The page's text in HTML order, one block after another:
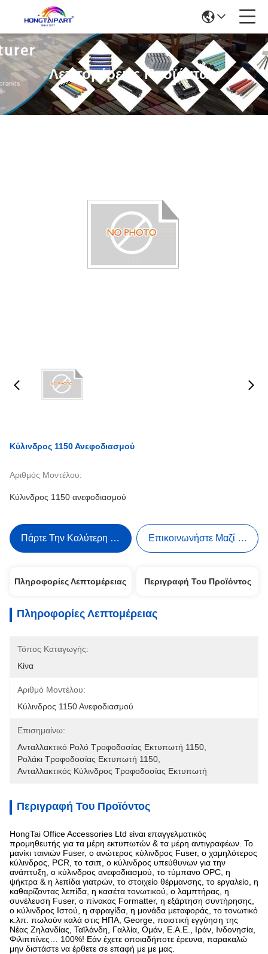
Λεπτομέρειες Προϊόντων
Κύλινδρος 1150 Ανεφοδιασμού
Αριθμός Μοντέλου:
Κύλινδρος 1150 ανεφοδιασμού
Πάρτε Την Καλύτερη Τιμή Επικοινωνήστε Μαζί Μας
Πληροφορίες Λεπτομέρειας Περιγραφή Του Προϊόντος
Πληροφορίες Λεπτομέρειας
Τόπος Καταγωγής:
Κίνα
Αριθμό Μοντέλου:
Κύλινδρος 1150 Ανεφοδιασμού
Επισημαίνω:
Ανταλλακτικό Ρολό Τροφοδοσίας Εκτυπωτή 1150
Ρολάκι Τροφοδοσίας Εκτυπωτή 1150
Ανταλλακτικός Κύλινδρος Τροφοδοσίας Εκτυπωτή
Περιγραφή Του Προϊόντος
HongTai Office Accessories Ltd είναι επαγγελματικός
προμηθευτής για τα μέρη εκτυπωτών & τα μέρη αντιγραφέων. Το
μανίκι ταινιών Fuser, ο ανώτερος κύλινδρος Fuser, ο χαμηλότερος
κύλινδρος, PCR, το τσιπ, ο κύλινδρος υπεύθυνων για την
ανάπτυξη, ο κύλινδρος ανεφοδιασμού, το τύμπανο OPC, η
ψήκτρα & η λεπίδα γιατρών, το στοιχείο θέρμανσης, το εργαλείο, η
καθαρίζοντας λεπίδα, η κασέτα τονωτικού, ο λαμπτήρας, η
συνέλευση Fuser, ο πίνακας Formatter, η εξάρτηση συντήρησης,
ο κύλινδρος Ιστού, η σφραγίδα, η μονάδα μεταφοράς, το τονωτικό
κ.λπ. πωλούν καλά στις ΗΠΑ, George, ποιοτική εγγύηση της
Νέας Ζηλανδίας, Ταϊλάνδη, Γαλλία, Ομάν, Ε.Α.Ε., Ιράν, Ινδονησία,
Φιλιππίνες… 100%! Εάν έχετε οποιαδήποτε έρευνα, παρακαλώ
μην διστάστε να έρθετε σε επαφή με με μας.